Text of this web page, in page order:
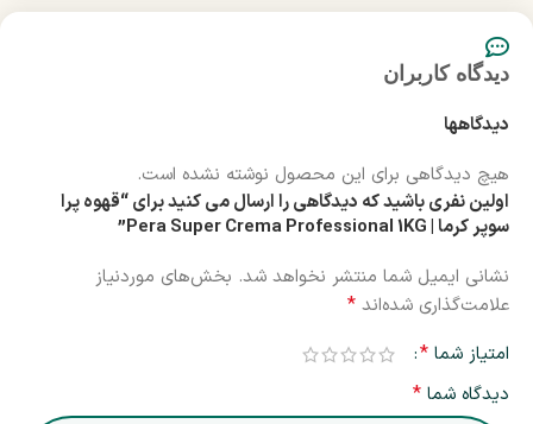
دیدگاه کاربران
دیدگاهها
هیچ دیدگاهی برای این محصول نوشته نشده است.
اولین نفری باشید که دیدگاهی را ارسال می کنید برای “قهوه پرا
سوپر کرما | Pera Super Crema Professional 1KG”
نشانی ایمیل شما منتشر نخواهد شد. بخش‌های موردنیاز
علامت‌گذاری شده‌اند *
امتیاز شما *
دیدگاه شما *